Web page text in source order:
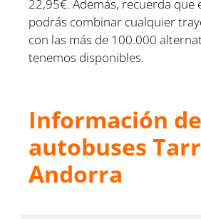
22,95€. Además, recuerda que
podrás combinar cualquier
con las más de 100.000
tenemos disponibles.
Información
autobuses
Andorra